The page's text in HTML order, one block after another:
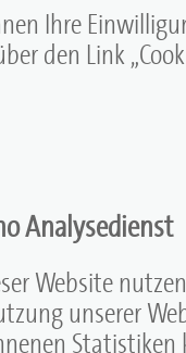
Ihre
den Link
Analysedienst
Website
unserer